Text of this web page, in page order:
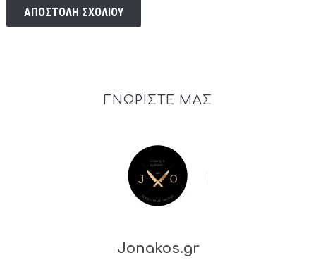
ΓΝΩΡΙΣΤΕ ΜΑΣ
Jonakos.gr